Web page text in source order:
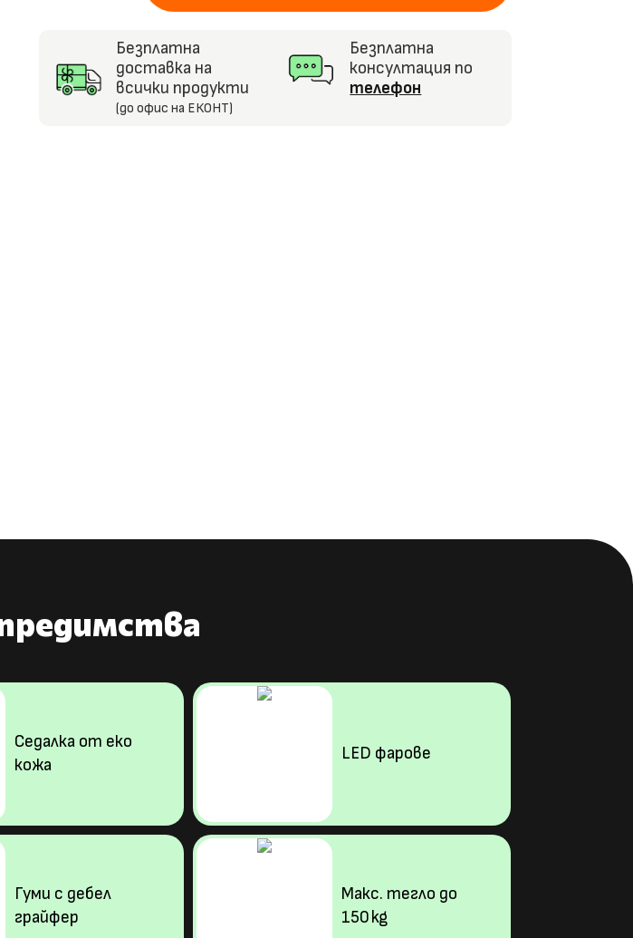
тактов
Безплатна
доставка на
всички продукти
(до офис на ЕКОНТ)
Безплатна
консултация по
телефон
Седалка от еко
кожа
LED фарове
Гуми с дебел
грайфер
Макс. тегло до
150 kg